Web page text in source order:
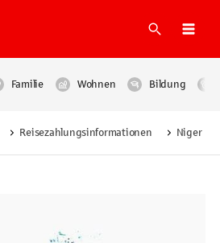
Suche
Familie Wohnen Bildung
Reisezahlungsinformationen Niger